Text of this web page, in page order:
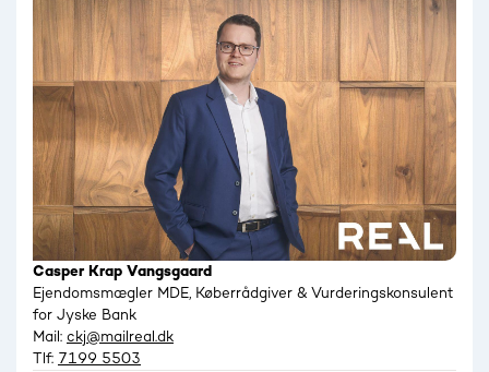
Casper Krap Vangsgaard
Ejendomsmægler MDE, Køberrådgiver & Vurderingskonsulent
for Jyske Bank
Mail: ckj@mailreal.dk
Tlf: 7199 5503